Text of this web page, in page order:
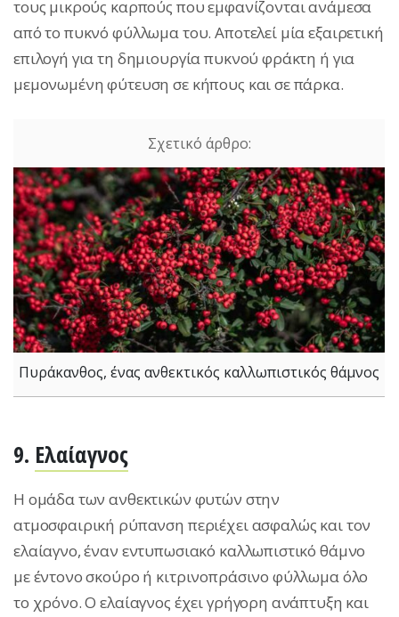
τους μικρούς καρπούς που εμφανίζονται ανάμεσα
από το πυκνό φύλλωμα του. Αποτελεί μία εξαιρετική
επιλογή για τη δημιουργία πυκνού φράκτη ή για
μεμονωμένη φύτευση σε κήπους και σε πάρκα.
Πυράκανθος, ένας ανθεκτικός καλλωπιστικός θάμνος
9. Ελαίαγνος
H ομάδα των ανθεκτικών φυτών στην
ατμοσφαιρική ρύπανση περιέχει ασφαλώς και τον
ελαίαγνο, έναν εντυπωσιακό καλλωπιστικό θάμνο
με έντονο σκούρο ή κιτρινοπράσινο φύλλωμα όλο
το χρόνο. Ο ελαίαγνος έχει γρήγορη ανάπτυξη και